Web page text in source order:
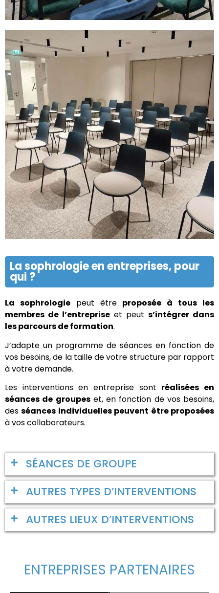
La sophrologie en entreprises, pour
qui ?
La sophrologiepeut être proposée à tous les
membres de l’entreprise et peut s’intégrer dans
les parcours de formation.
J’adapte un programme de séances en fonction de
vos besoins, de la taille de votre structure par rapport
à votre demande.
Les interventions en entreprise sont réalisées en
séances de groupeset, en fonction de vos besoins,
desséances individuelles peuvent être proposées
à vos collaborateurs.
SÉANCES DE GROUPE
AUTRES TYPES D’INTERVENTIONS
AUTRES LIEUX D’INTERVENTIONS
ENTREPRISES PARTENAIRES